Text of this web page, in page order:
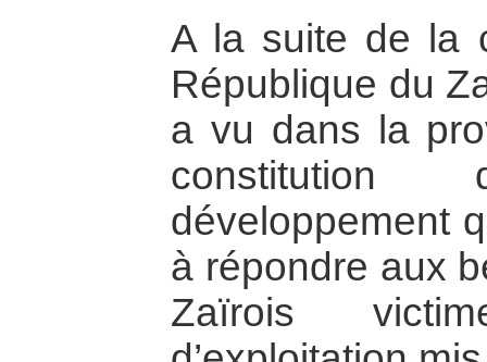
A la suite de la
République du
a vu dans la
constitution
développement
à répondre aux
Zaïrois